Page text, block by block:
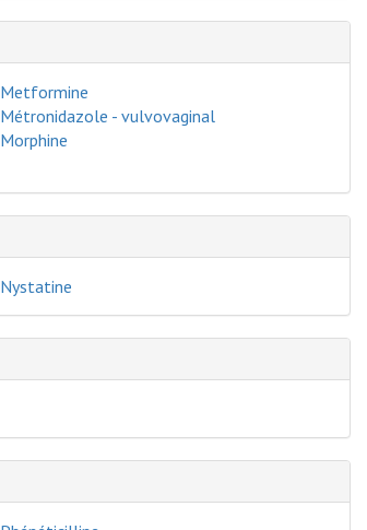
Metformine
Métronidazole - vulvovaginal
Morphine
Nystatine